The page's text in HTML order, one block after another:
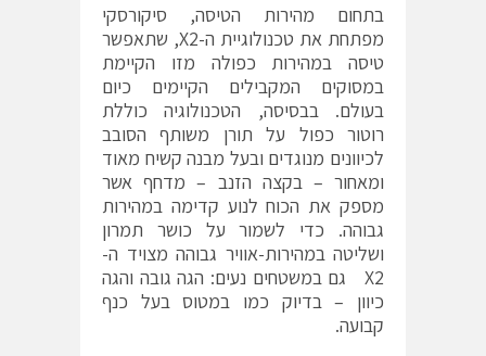
בתחום מהירות הטיסה, סיקורסקי
מפתחת את טכנולוגיית ה-X2, שתאפשר
טיסה במהירות כפולה מזו הקיימת
במסוקים המקבילים הקיימים כיום
בעולם. בבסיסה, הטכנולוגיה כוללת
רוטור כפול על תורן משותף הסובב
לכיוונים מנוגדים ובעל מבנה קשיח מאוד
ומאחור – בקצה הזנב – מדחף אשר
מספק את הכוח לנוע קדימה במהירות
גבוהה. כדי לשמור על כושר תמרון
ושליטה במהירות-אוויר גבוהה מצויד ה-
X2 גם במשטחים נעים: הגה גובה והגה
כיוון – בדיוק כמו במטוס בעל כנף
קבועה.